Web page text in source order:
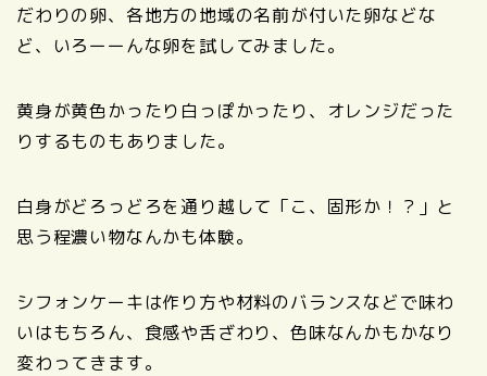
だわりの卵、各地方の地域の名前が付いた卵などな
ど、いろーーんな卵を試してみました。
黄身が黄色かったり白っぽかったり、オレンジだった
りするものもありました。
白身がどろっどろを通り越して「こ、固形か！？」と
思う程濃い物なんかも体験。
シフォンケーキは作り方や材料のバランスなどで味わ
いはもちろん、食感や舌ざわり、色味なんかもかなり
変わってきます。